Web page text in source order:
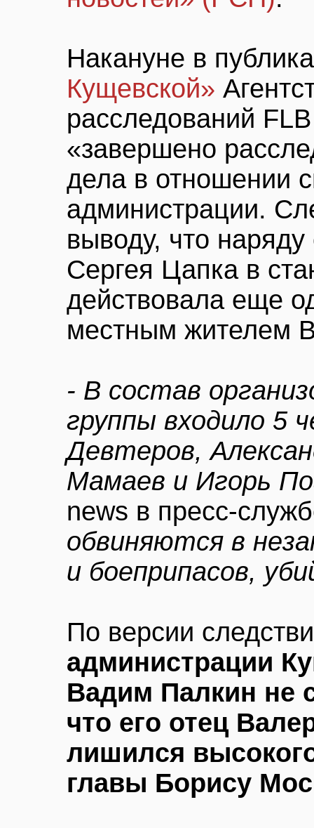
Накануне в
Кущевской»
расследований
«завершено
дела в отношении
администрации.
выводу, что
Сергея Цапка в
действовала еще
местным жителем
- В состав
группы входило 5
Девтеров,
Мамаев и Игорь
news в пресс-
обвиняются в
и боеприпасов,
По версии
администрации
Вадим Палкин не
что его отец
лишился
главы Борису